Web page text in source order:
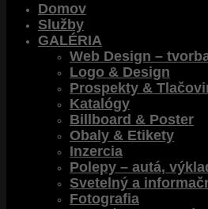
Domov
Služby
GALÉRIA
Web Design –
Logo & Design
Prospekty &
Katalógy
Billboard & Poster
Obaly & Etikety
Inzercia
Polepy – autá,
Svetelný a
Fotografia